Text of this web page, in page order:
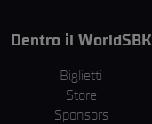
Dentro il WorldSBK
Biglietti
Store
Sponsors